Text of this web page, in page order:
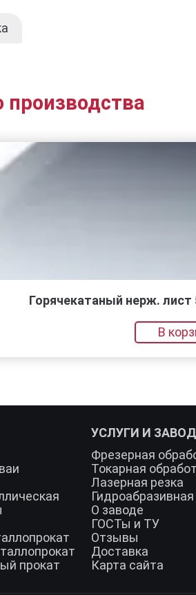
Горячекатаный нерж. лист
В
прокат
УСЛУГИ И ЗАВОД
Фрезерная
Токарная
Лазерная резка
Гидроабразивная
О заводе
ГОСТы и ТУ
Отзывы
Доставка
Карта сайта